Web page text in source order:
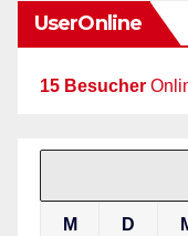
UserOnline
15 Besucher
M D